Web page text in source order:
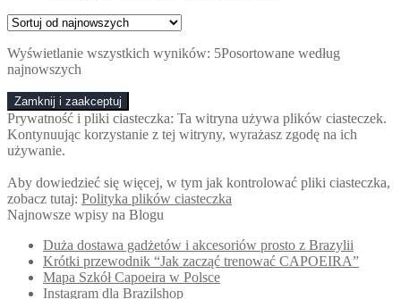
Wyświetlanie wszystkich wyników: 5Posortowane według
najnowszych
Prywatność i pliki ciasteczka: Ta witryna używa plików ciasteczek.
Kontynuując korzystanie z tej witryny, wyrażasz zgodę na ich
używanie.
Aby dowiedzieć się więcej, w tym jak kontrolować pliki ciasteczka,
zobacz tutaj: Polityka plików ciasteczka
Najnowsze wpisy na Blogu
Duża dostawa gadżetów i akcesoriów prosto z Brazylii
Krótki przewodnik “Jak zacząć trenować CAPOEIRA”
Mapa Szkół Capoeira w Polsce
Instagram dla Brazilshop